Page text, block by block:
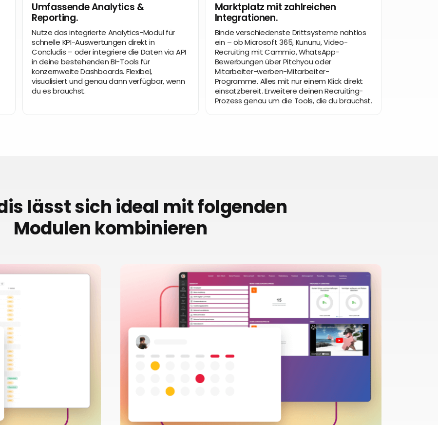
Umfassende Analytics &
Reporting.
Nutze das integrierte Analytics-Modul für
schnelle KPI-Auswertungen direkt in
Concludis – oder integriere die Daten via API
in deine bestehenden BI-Tools für
konzernweite Dashboards. Flexibel,
visualisiert und genau dann verfügbar, wenn
du es brauchst.
Marktplatz mit zahlreichen
Integrationen.
Binde verschiedenste Drittsysteme nahtlos
ein – ob Microsoft 365, Kununu, Video-
Recruiting mit Cammio, WhatsApp-
Bewerbungen über Pitchyou oder
Mitarbeiter-werben-Mitarbeiter-
Programme. Alles mit nur einem Klick direkt
einsatzbereit. Erweitere deinen Recruiting-
Prozess genau um die Tools, die du brauchst.
lässt sich ideal mit folgenden
Modulen kombinieren